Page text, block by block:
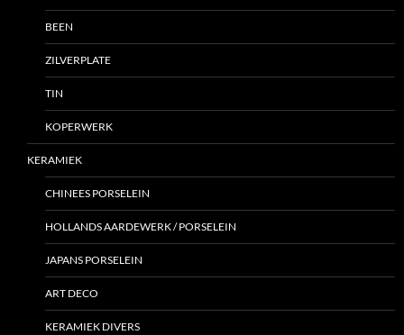
BEEN
ZILVERPLATE
TIN
KOPERWERK
KERAMIEK
CHINEES PORSELEIN
HOLLANDS AARDEWERK / PORSELEIN
JAPANS PORSELEIN
ART DECO
KERAMIEK DIVERS